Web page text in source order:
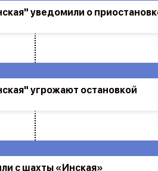
с шахты «Инская»
угрожают остановкой
уведомили о